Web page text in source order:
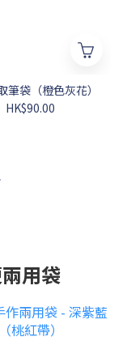
筆袋（橙色灰花）
HK$90.00
用袋